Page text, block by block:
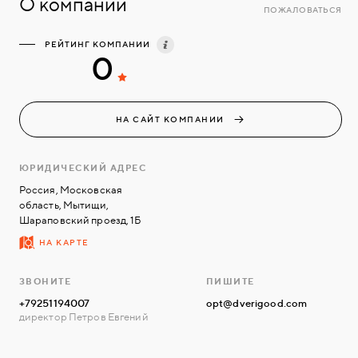
ПОЖАЛОВАТЬСЯ
РЕЙТИНГ КОМПАНИИ
0
НА САЙТ КОМПАНИИ
ЮРИДИЧЕСКИЙ АДРЕС
Россия, Московская
область, Мытищи,
Шараповский проезд, 1Б
НА КАРТЕ
ЗВОНИТЕ
+79251194007
директор Петров Евгений
ПИШИТЕ
opt@dverigood.com